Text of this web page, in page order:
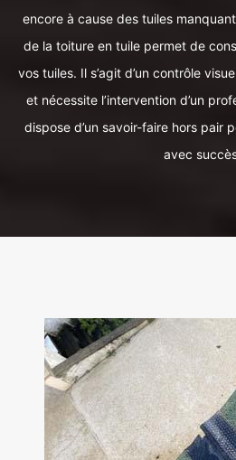
encore à cause des tuiles
de la toiture en tuile permet de
vos tuiles. Il s’agit d’un contrôle
et nécessite l’intervention d’un
dispose d’un savoir-faire hors pair
avec